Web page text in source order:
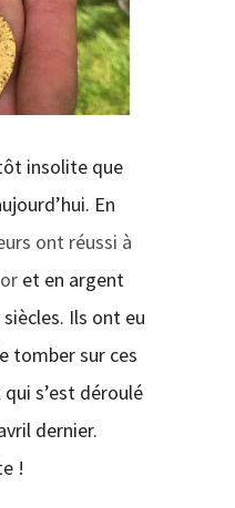
insolite que
En
ont réussi à
et en argent
Ils ont eu
tomber sur ces
s’est déroulé
dernier.
!